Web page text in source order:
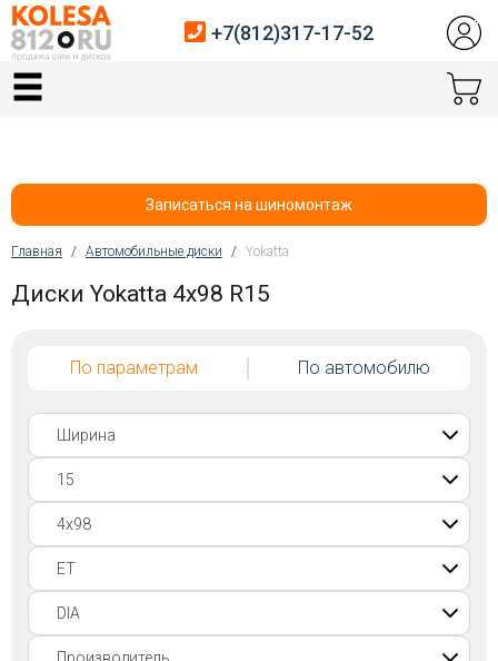
Главная
Автосервис
Датчики давления
Покупателям
Контакты
Войти на сайт
+7(812)317-
17-
+7(812)317-17-52
Записаться на шиномонтаж
Вы здесь
Главная / Автомобильные диски / Yokatta
Диски Yokatta 4x98 R15
По параметрам По автомобилю